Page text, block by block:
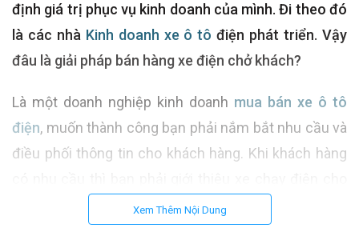
định giá trị phục vụ kinh doanh của mình. Đi theo đó
là các nhà Kinh doanh xe ô tô điện phát triển. Vậy
đâu là giải pháp bán hàng xe điện chở khách?
Là một doanh nghiệp kinh doanh mua bán xe ô tô
điện, muốn thành công bạn phải nắm bắt nhu cầu và
điều phối thông tin cho khách hàng. Khi khách hàng
họ biết. Và giới thiệu bằng cách nào? Rất đơn giản,
hầu hết khách hàng sẵn sàng bỏ thời gian ra để
Xem Thêm Nội Dung